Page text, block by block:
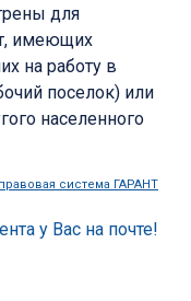
для
имеющих
на работу в
поселок) или
населенного
система ГАРАНТ